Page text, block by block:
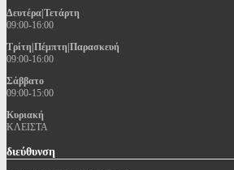
Δευτέρα|Τετάρτη
09:00-16:00
Τρίτη|Πέμπτη|Παρασκευή
09:00-16:00
Σάββατο
09:00-15:00
Κυριακή
ΚΛΕΙΣΤΑ
διεύθυνση